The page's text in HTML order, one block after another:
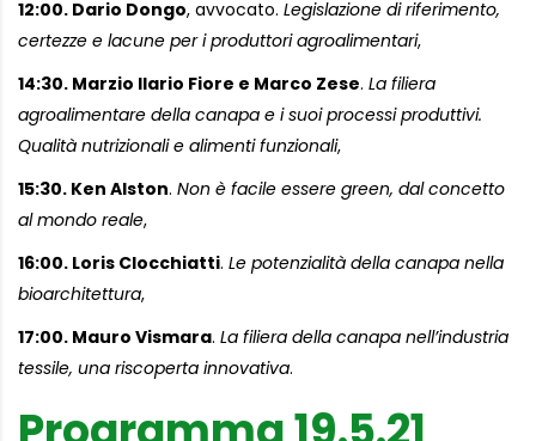
12:00. Dario Dongo, avvocato. Legislazione di riferimento,
certezze e lacune per i produttori agroalimentari,
14:30. Marzio Ilario Fiore e Marco Zese. La filiera
agroalimentare della canapa e i suoi processi produttivi.
Qualità nutrizionali e alimenti funzionali,
15:30. Ken Alston. Non è facile essere green, dal concetto
al mondo reale,
16:00. Loris Clocchiatti. Le potenzialità della canapa nella
bioarchitettura,
17:00. Mauro Vismara. La filiera della canapa nell’industria
tessile, una riscoperta innovativa.